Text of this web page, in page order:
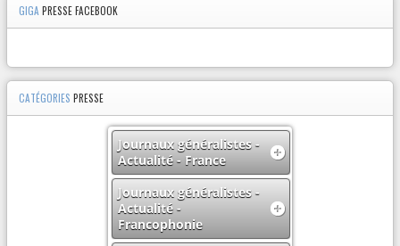
GIGA PRESSE FACEBOOK
CATÉGORIES PRESSE
Journaux généralistes -
Actualité - France
Journaux généralistes -
Actualité -
Francophonie